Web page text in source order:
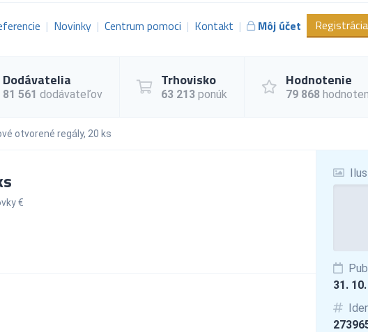
Novinky Centrum pomoci Kontakt Môj účet Registrácia
Dodávatelia
81 561 dodávateľov
Trhovisko
63 213 ponúk
Hodnotenie
79 868
otvorené regály, 20 ks
31.
€